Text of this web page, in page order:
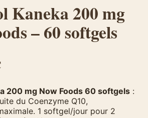
Kaneka 200 mg
– 60 softgels
200 mg Now Foods 60 softgels :
du Coenzyme Q10,
1 softgel/jour pour 2